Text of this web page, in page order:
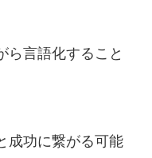
ら言語化すること
成功に繋がる可能